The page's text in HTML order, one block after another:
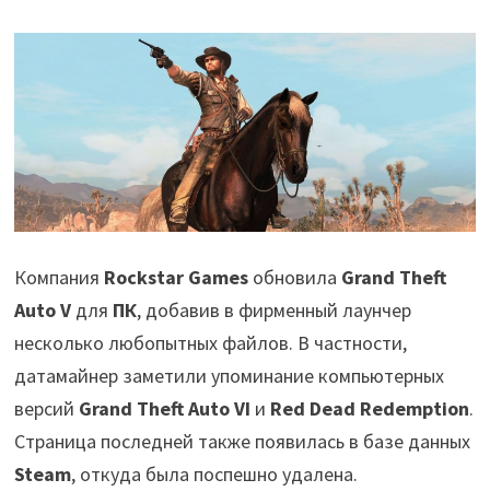
Компания Rockstar Gamesобновила Grand Theft
Auto Vдля ПК, добавив в фирменный лаунчер
несколько любопытных файлов. В частности,
датамайнер заметили упоминание компьютерных
версий Grand Theft Auto VI и Red Dead Redemption.
Страница последней также появилась в базе данных
Steam, откуда была поспешно удалена.